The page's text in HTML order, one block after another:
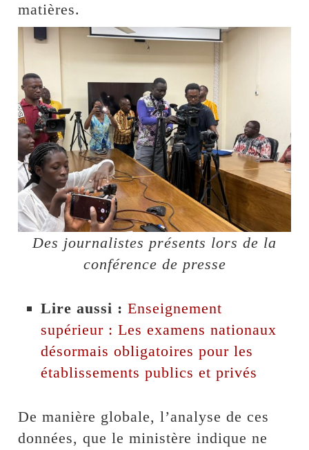
matières.
Des journalistes présents lors de la
conférence de presse
Lire aussi :Enseignement
supérieur : Les examens nationaux
désormais obligatoires pour les
établissements publics et privés
De manière globale, l’analyse de ces
données, que le ministère indique ne